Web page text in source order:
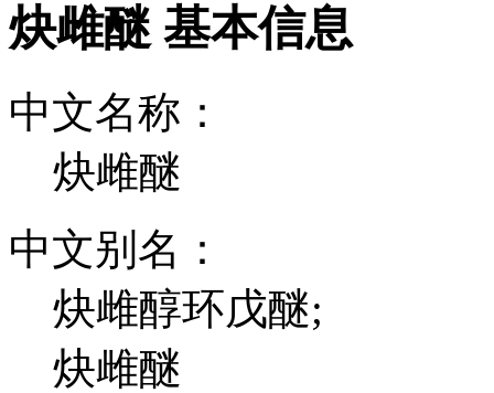
炔雌醚 基本信息
中文名称：
炔雌醚
中文别名：
炔雌醇环戊醚;
炔雌醚